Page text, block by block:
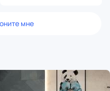
мне